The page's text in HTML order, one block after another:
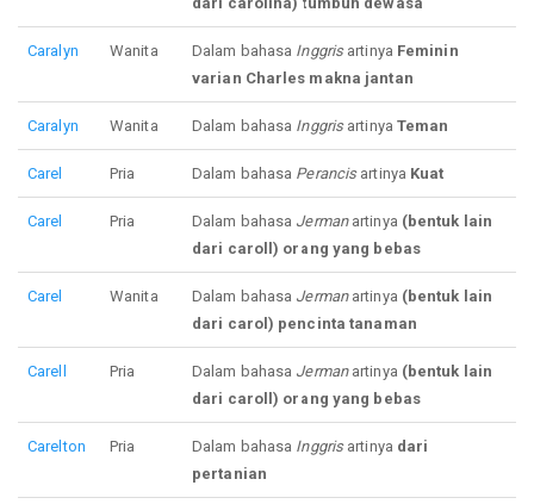
Caralyn Wanita Dalam bahasa Inggrisartinya Feminin
varian Charles makna jantan
Caralyn Wanita Dalam bahasa Inggrisartinya Teman
Carel Pria Dalam bahasa Perancisartinya Kuat
Carel Pria Dalam bahasa Jermanartinya (bentuk lain
dari caroll) orang yang bebas
Carel Wanita Dalam bahasa Jermanartinya (bentuk lain
dari carol) pencinta tanaman
Carell Pria Dalam bahasa Jermanartinya (bentuk lain
dari caroll) orang yang bebas
Carelton Pria Dalam bahasa Inggrisartinya dari
pertanian